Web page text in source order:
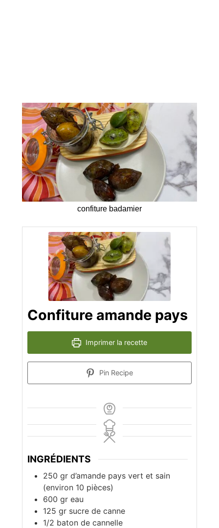
confiture badamier
Confiture amande pays
Imprimer la recette
Pin Recipe
INGRÉDIENTS
250 gr d’amande pays vert et sain
(environ 10 pièces)
600 gr eau
125 gr sucre de canne
1/2 baton de cannelle